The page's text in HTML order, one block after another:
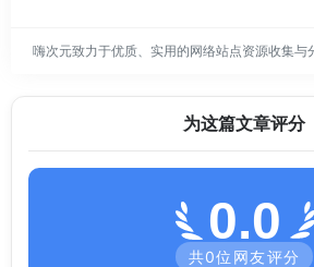
嗨次元致力于优质、实用的网络站点资源收集与
为这篇文章评分
0.0
共0位网友评分